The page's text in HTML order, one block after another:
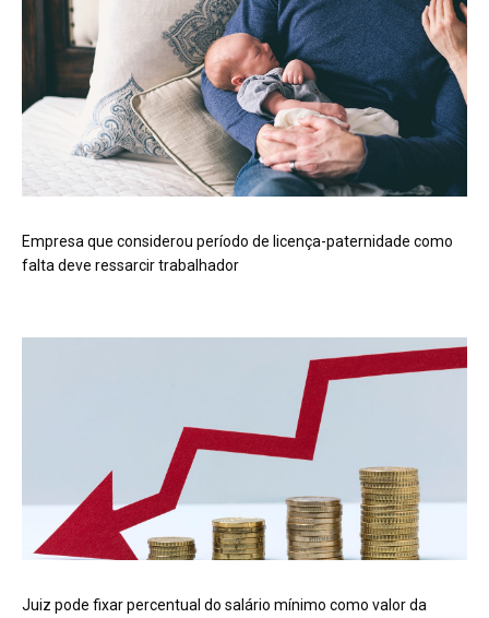
Empresa que considerou período de licença-paternidade como
falta deve ressarcir trabalhador
Juiz pode fixar percentual do salário mínimo como valor da